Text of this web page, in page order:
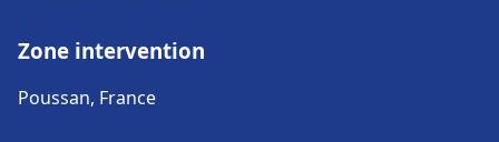
Zone intervention
Poussan, France